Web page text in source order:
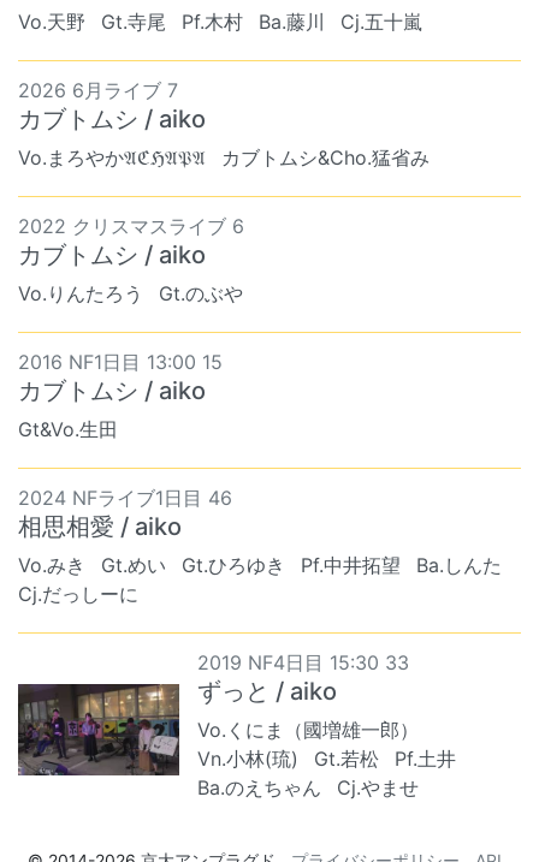
Vo.天野 Gt.寺尾 Pf.木村 Ba.藤川 Cj.五十嵐
2026 6月ライブ 7
カブトムシ / aiko
Vo.まろやか𝔄ℭℌ𝔄𝔓𝔄 カブトムシ&Cho.猛省み
2022 クリスマスライブ 6
カブトムシ / aiko
Vo.りんたろう Gt.のぶや
2016 NF1日目 13:00 15
カブトムシ / aiko
Gt&Vo.生田
2024 NFライブ1日目 46
相思相愛 / aiko
Vo.みき Gt.めい Gt.ひろゆき Pf.中井拓望
Ba.しんた
Cj.だっしーに
2019 NF4日目 15:30 33
ずっと / aiko
Vo.くにま（國増雄一郎）
Vn.小林(琉)
Gt.若松
Pf.土井
Ba.のえちゃん
Cj.やませ